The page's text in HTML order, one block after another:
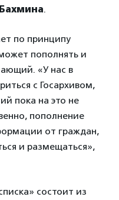
.
по принципу
пополнять и
«У нас в
с Госархивом,
пока на это не
пополнение
от граждан,
и размещаться»,
состоит из